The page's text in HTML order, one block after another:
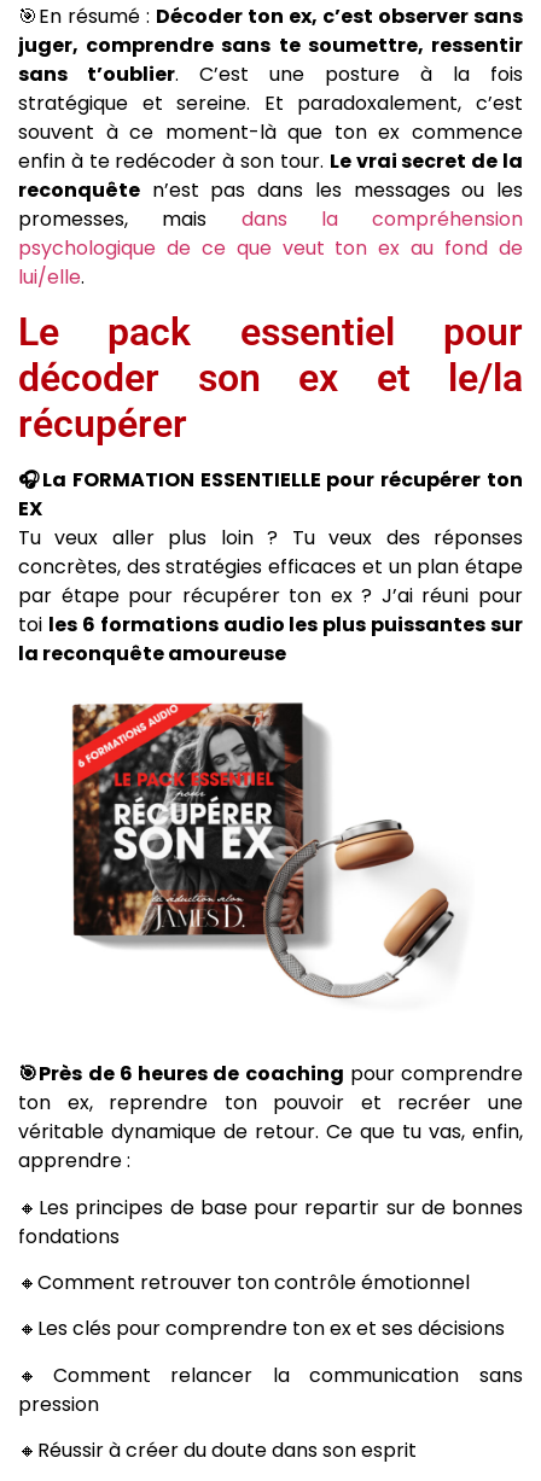
🎯En résumé : Décoder ton ex, c’est observer sans
juger, comprendre sans te soumettre, ressentir
sans t’oublier. C’est une posture à la fois
stratégique et sereine. Et paradoxalement, c’est
souvent à ce moment-là que ton ex commence
enfin à te redécoder à son tour. Le vrai secret de la
reconquête n’est pas dans les messages ou les
promesses, mais dans la compréhension
psychologique de ce que veut ton ex au fond de
lui/elle.
Le pack essentiel pour
décoder son ex et le/la
récupérer
🎧La FORMATION ESSENTIELLE pour récupérer ton
EX
Tu veux aller plus loin ? Tu veux des réponses
concrètes, des stratégies efficaces et un plan étape
par étape pour récupérer ton ex ? J’ai réuni pour
toi les 6 formations audio les plus puissantes sur
la reconquête amoureuse
🎯Près de 6 heures de coaching pour comprendre
ton ex, reprendre ton pouvoir et recréer une
véritable dynamique de retour. Ce que tu vas, enfin,
apprendre :
🔸Les principes de base pour repartir sur de bonnes
fondations
🔸Comment retrouver ton contrôle émotionnel
🔸Les clés pour comprendre ton ex et ses décisions
🔸Comment relancer la communication sans
pression
🔸Réussir à créer du doute dans son esprit